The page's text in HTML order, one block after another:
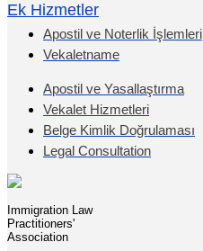
Ek Hizmetler
Apostil ve Noterlik İşlemleri
Vekaletname
Apostil ve Yasallaştırma
Vekalet Hizmetleri
Belge Kimlik Doğrulaması
Legal Consultation
Immigration Law
Practitioners'
Association